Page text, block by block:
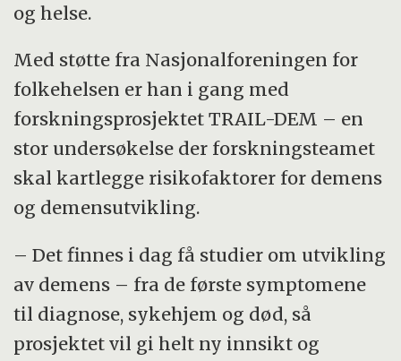
og helse.
Med støtte fra Nasjonalforeningen for
folkehelsen er han i gang med
forskningsprosjektet TRAIL-DEM – en
stor undersøkelse der forskningsteamet
skal kartlegge risikofaktorer for demens
og demensutvikling.
– Det finnes i dag få studier om utvikling
av demens – fra de første symptomene
til diagnose, sykehjem og død, så
prosjektet vil gi helt ny innsikt og